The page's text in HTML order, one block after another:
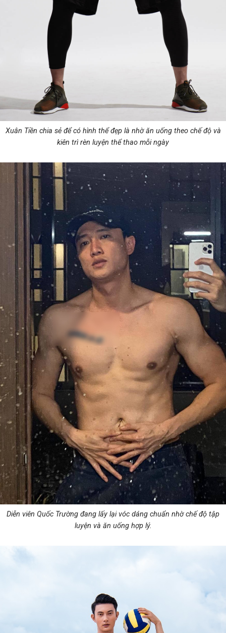
Xuân Tiền chia sẻ để có hình thể đẹp là nhờ ăn uống theo chế độ và
kiên trì rèn luyện thể thao mỗi ngày
Diễn viên Quốc Trường đang lấy lại vóc dáng chuẩn nhờ chế độ tập
luyện và ăn uống hợp lý.